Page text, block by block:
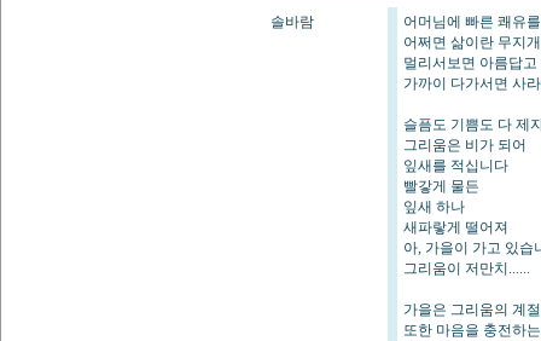
솔바람
어머님에 빠른 쾌유
어쩌면 삶이란 무지
멀리서보면 아름답
가까이 다가서면 사
슬픔도 기쁨도 다 제
그리움은 비가 되어
잎새를 적십니다
빨갛게 물든
잎새 하나
새파랗게 떨어져
아, 가을이 가고 있습
그리움이 저만치......
가을은 그리움의 계
또한 마음을 충전하